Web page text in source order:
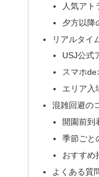
人気アト
夕方以降
リアルタイ
USJ公式
スマホde
エリア入
混雑回避の
開園前到
季節ごと
おすすめ
よくある質